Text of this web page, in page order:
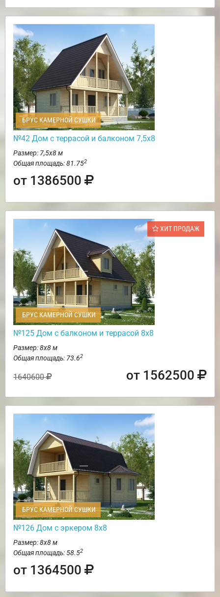
БРУС КАМЕРНОЙ СУШКИ
№42 Дом с террасой и балконом 7,5х8
Размер: 7,5х8 м
Общая площадь: 81.752
от 1386500
ХИТ ПРОДАЖ
БРУС КАМЕРНОЙ СУШКИ
№125 Дом с балконом и террасой 8х8
Размер: 8х8 м
Общая площадь: 73.62
1640600 от 1562500
БРУС КАМЕРНОЙ СУШКИ
№126 Дом с эркером 8х8
Размер: 8х8 м
Общая площадь: 58.52
от 1364500